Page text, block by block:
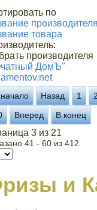
по
товара
производителя
ДомЪ"
Назад 1
Вперед В конец
3 из 21
41 - 60 из 412
и